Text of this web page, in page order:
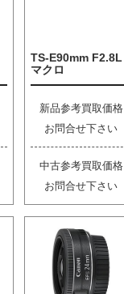
TS-E90mm F2.8L
マクロ
新品参考買取価格
お問合せ下さい
中古参考買取価格
お問合せ下さい